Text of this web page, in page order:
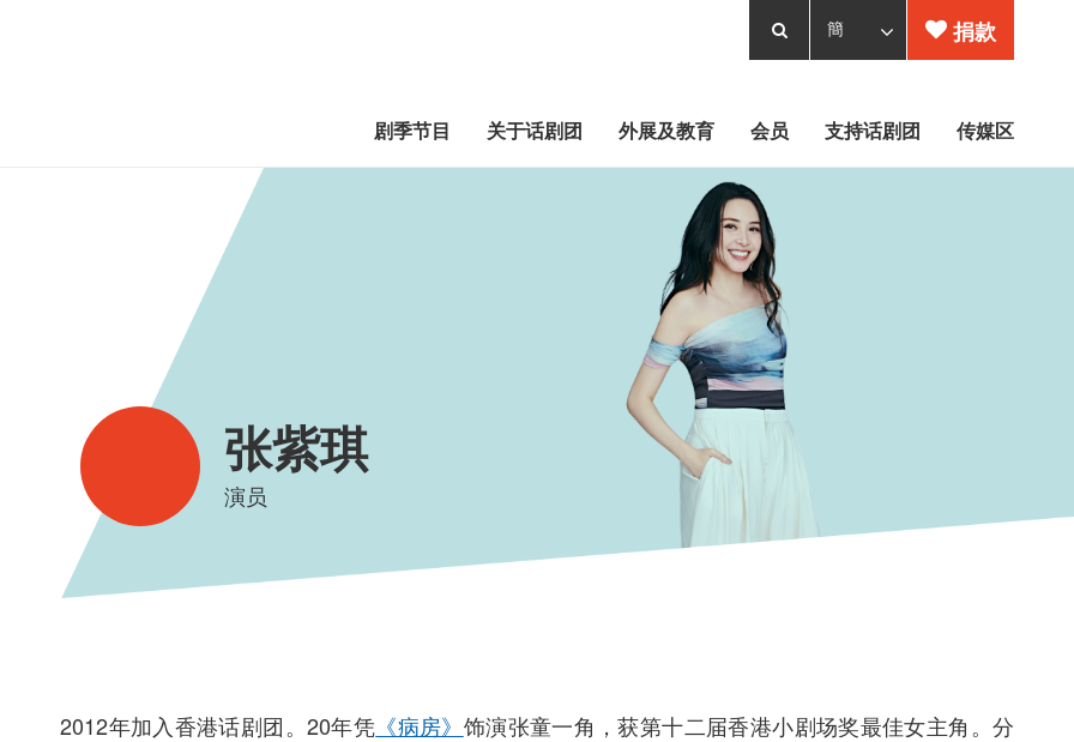
剧季节目 关于话剧团 外展及教育 会员 支持话剧团 传媒区
捐款
张紫琪
演员
2012年加入香港话剧团。20年凭 《病房》 饰演张童一角，获第十二届香港小剧场奖最佳女主角。分